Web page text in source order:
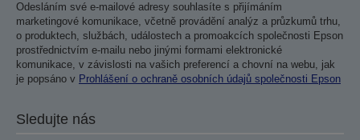
Odesláním své e-mailové adresy souhlasíte s přijímáním
marketingové komunikace, včetně provádění analýz a průzkumů trhu,
o produktech, službách, událostech a promoakcích společnosti Epson
prostřednictvím e-mailu nebo jinými formami elektronické
komunikace, v závislosti na vašich preferencí a chovní na webu, jak
je popsáno v Prohlášení o ochraně osobních údajů společnosti Epson
Sledujte nás